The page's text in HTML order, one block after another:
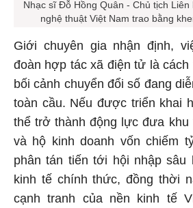
Nhạc sĩ Đỗ Hồng Quân - Chủ tịch Liên
nghệ thuật Việt Nam trao bằng
Giới chuyên gia nhận định,
đoàn hợp tác xã điện tử là
bối cảnh chuyển đổi số đang
toàn cầu. Nếu được triển khai
thể trở thành động lực đưa
và hộ kinh doanh vốn chiếm
phân tán tiến tới hội nhập sâu
kinh tế chính thức, đồng thời
cạnh tranh của nền kinh tế